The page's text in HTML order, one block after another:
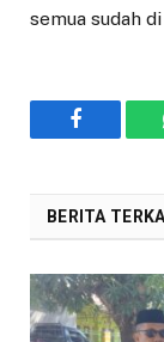
semua sudah
Facebook
BERITA